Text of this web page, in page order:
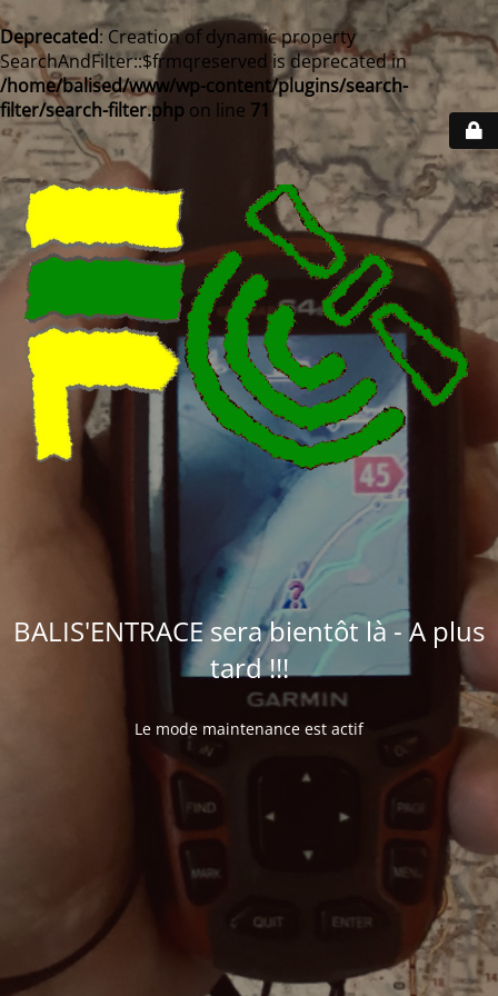
Deprecated: Creation of dynamic property
SearchAndFilter::$frmqreserved is deprecated in
/home/balised/www/wp-content/plugins/search-
filter/search-filter.php on line 71
BALIS'ENTRACE sera bientôt là - A plus
tard !!!
Le mode maintenance est actif